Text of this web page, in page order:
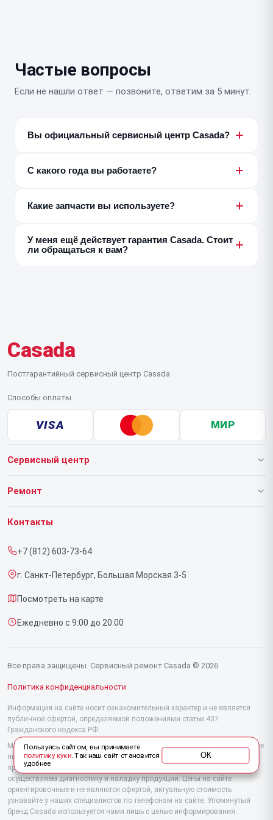
Частые вопросы
Если не нашли ответ — позвоните, ответим за 5 минут.
Вы официальный сервисный центр Casada?
связаны с Casada официально. Ремонтируем технику
С какого года вы работаете?
Casada.
Какие запчасти вы используете?
независимая мастерская, либо качественные
совместимые аналоги. Всегда предупреждаем о
У меня ещё действует гарантия Casada. Стоит
ли обращаться к вам?
Casada
Постгарантийный сервисный центр Casada
Способы оплаты
VISA МИР
Сервисный центр
О нашем сервисе
Срочный ремонт
Доставка и способы оплаты
Диагностика
Контакты
Ремонт
Массажных кресел
Контакты
+7 (812) 603-73-64
г. Санкт-Петербург, Большая Морская 3-5
Посмотреть на карте
Ежедневно с 9:00 до 20:00
Все права защищены. Сервисный ремонт Casada © 2026
Политика конфиденциальности
Информация на сайте носит ознакомительный характер и не является
публичной офертой, определяемой положениями статьи 437
Гражданского кодекса РФ.
Мы специализируемся на обслуживании и ремонте техники Casada, но не
являемся их официальным представителем. Предоставляем
профессиональные услуги после истечения гарантии, а также
осуществляем диагностику и наладку продукции. Цены на сайте
ориентировочные и не являются офертой, актуальную стоимость
узнавайте у наших специалистов по телефонам на сайте. Упомянутый
бренд Casada используется нами лишь с целью информирования.
Пользуясь сайтом, вы принимаете
политику куки. Так наш сайт становится
удобнее
ОК